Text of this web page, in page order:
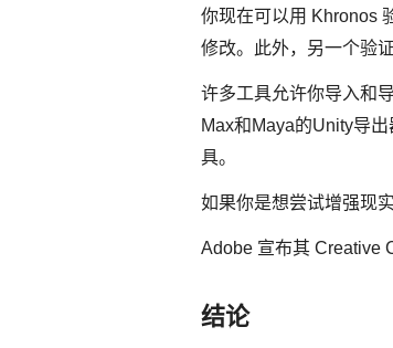
你现在可以用 Khronos
修改。此外，另一个验
许多工具允许你导入和
Max和Maya的Unity导
具。
如果你是想尝试增强现
Adobe 宣布其 Creative
结论